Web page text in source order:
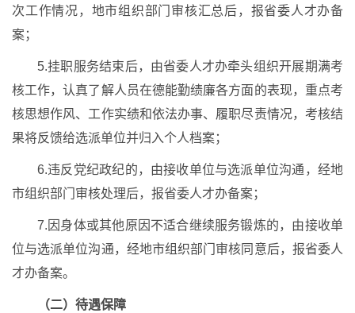
次工作情况，地市组织部门审核汇总后，报省委人才办备
案；
5.挂职服务结束后，由省委人才办牵头组织开展期满考
核工作，认真了解人员在德能勤绩廉各方面的表现，重点考
核思想作风、工作实绩和依法办事、履职尽责情况，考核结
果将反馈给选派单位并归入个人档案；
6.违反党纪政纪的，由接收单位与选派单位沟通，经地
市组织部门审核处理后，报省委人才办备案；
7.因身体或其他原因不适合继续服务锻炼的，由接收单
位与选派单位沟通，经地市组织部门审核同意后，报省委人
才办备案。
（二）待遇保障